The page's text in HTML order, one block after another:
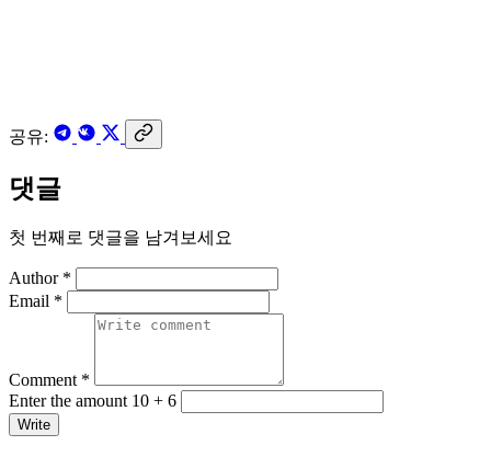
공유:
댓글
첫 번째로 댓글을 남겨보세요
Author *
Email *
Comment *
Enter the amount 10 + 6
Write